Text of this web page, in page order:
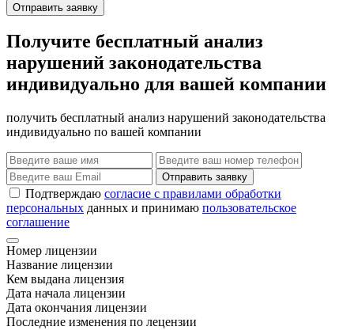
Отправить заявку
Получите бесплатный анализ
нарушений законодательства
индивидуально для вашей компании
получить бесплатный анализ нарушений законодательства
индивидуально по вашей компании
Отправить заявку
Подтверждаю согласие с правилами обработки
персональных данных и принимаю пользовательское
соглашение
Номер лицензии
Название лицензии
Кем выдана лицензия
Дата начала лицензии
Дата окончания лицензии
Последние изменения по лецензии